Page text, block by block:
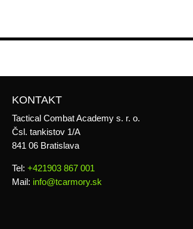
KONTAKT
Tactical Combat Academy s. r. o.
Čsl. tankistov 1/A
841 06 Bratislava
Tel: +421903 867 001
Mail: info@tcarmory.sk